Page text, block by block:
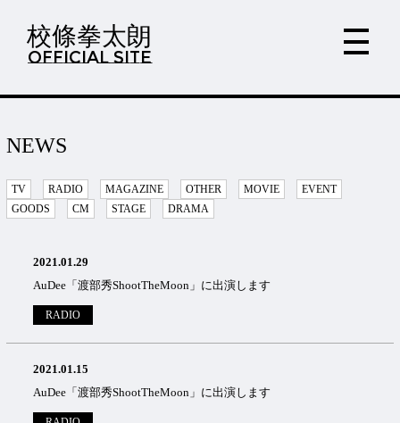
校條拳太朗
OFFICIAL SITE
NEWS
TV RADIO MAGAZINE OTHER MOVIE
EVENT
GOODS
CM STAGE DRAMA
2021.01.29
AuDee「渡部秀ShootTheMoon」に出演します
RADIO
2021.01.15
AuDee「渡部秀ShootTheMoon」に出演します